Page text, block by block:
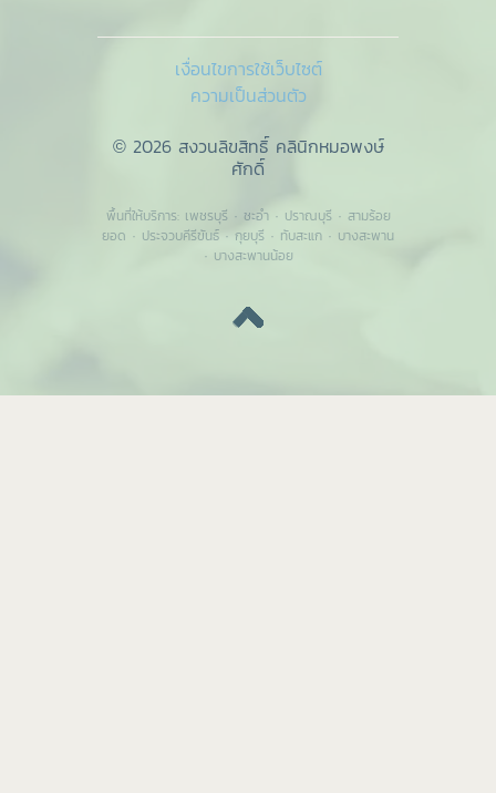
เงื่อนไขการใช้เว็บไซต์
ความเป็นส่วนตัว
© 2026 สงวนลิขสิทธิ์ คลินิกหมอพงษ์
ศักดิ์
พื้นที่ให้บริการ: เพชรบุรี · ชะอำ· ปราณบุรี · สามร้อย
ยอด · ประจวบคีรีขันธ์ · กุยบุรี · ทับสะแก · บางสะพาน
· บางสะพานน้อย